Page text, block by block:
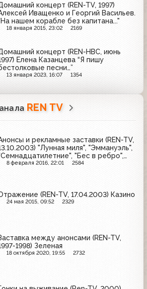
концерт (REN-TV, 1997)
Иващенко и Георгий Васильев.
нашем корабле без капитана..."
18 января 2015, 23:02 2169
концерт (REN-НВС, июнь
Елена Казанцева “Я пишу
песни…”
13 января 2023, 16:07 1354
REN TV
и рекламные заставки (REN-TV,
"Лунная миля", "Эммануэль",
"Бес в ребро",
"Истребитель привидений-2"
8 февраля 2016, 22:01 2584
(REN-TV, 17.04.2003) Казино
24 мая 2015, 09:52 2329
между анонсами (REN-TV,
1998) Зеленая
18 октября 2020, 19:55 2732